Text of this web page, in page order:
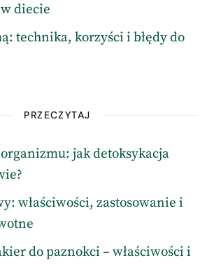
diecie
technika, korzyści i błędy do
PRZECZYTAJ
jak detoksykacja
właściwości, zastosowanie i
do paznokci – właściwości i